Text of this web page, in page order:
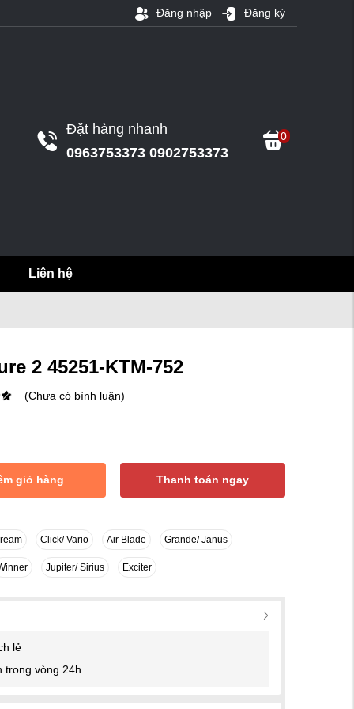
Đăng nhập Đăng ký
Đặt hàng nhanh
0963753373 0902753373
0
Liên hệ
2 45251-KTM-752
(Chưa có bình luận)
giỏ hàng Thanh toán ngay
Click/ Vario Air Blade Grande/ Janus
Jupiter/ Sirius Exciter
lẻ
trong vòng 24h